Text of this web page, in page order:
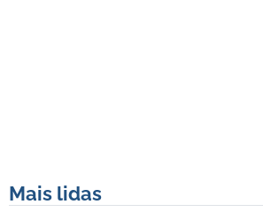
Mais lidas